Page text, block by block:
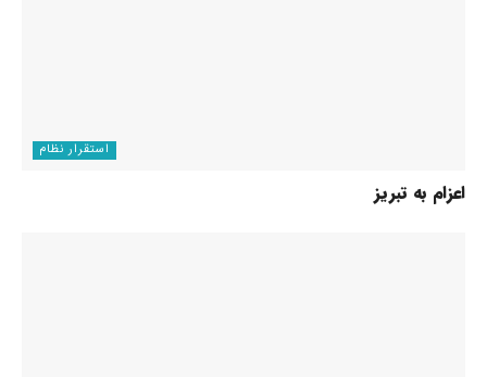
استقرار نظام
اعزام به تبریز